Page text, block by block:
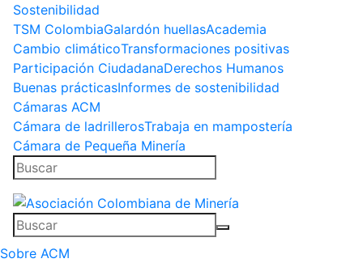
Sostenibilidad
TSM ColombiaGalardón huellasAcademia
Cambio climáticoTransformaciones positivas
Participación CiudadanaDerechos Humanos
Buenas prácticasInformes de sostenibilidad
Cámaras ACM
Cámara de ladrillerosTrabaja en mampostería
Cámara de Pequeña Minería
Sobre ACM